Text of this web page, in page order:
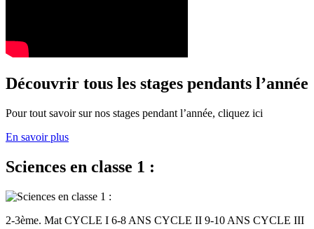
Découvrir tous les stages pendants l’année
Pour tout savoir sur nos stages pendant l’année, cliquez ici
En savoir plus
Sciences en classe 1 :
2-3ème. Mat CYCLE I 6-8 ANS CYCLE II 9-10 ANS CYCLE III